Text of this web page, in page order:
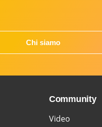
Chi siamo
Community
Video